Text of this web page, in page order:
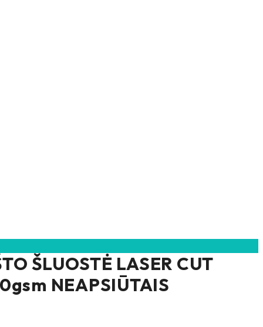
ŠLUOSTĖ LASER CUT
NEAPSIŪTAIS